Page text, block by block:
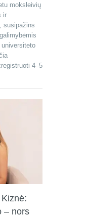
moksleivių
ir
susipažins
universiteto
4–5
– nors